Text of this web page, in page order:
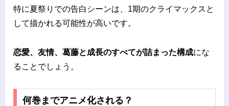
特に夏祭りでの告白シーンは、1期のクライマックスと
して描かれる可能性が高いです。
恋愛、友情、葛藤と成長のすべてが詰まった構成にな
ることでしょう。
何巻までアニメ化される？